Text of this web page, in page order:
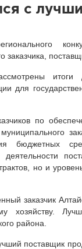
с
заказчика,
для
по
бюджетных
но и
заказчик
хозяйству.
района.
поставщик